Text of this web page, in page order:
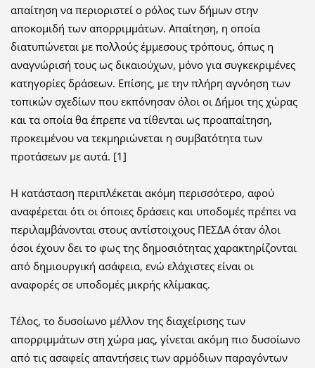
απαίτηση να περιοριστεί ο ρόλος των δήμων στην
αποκομιδή των απορριμμάτων. Απαίτηση, η οποία
διατυπώνεται με πολλούς έμμεσους τρόπους, όπως η
αναγνώρισή τους ως δικαιούχων, μόνο για συγκεκριμένες
κατηγορίες δράσεων. Επίσης, με την πλήρη αγνόηση των
τοπικών σχεδίων που εκπόνησαν όλοι οι Δήμοι της χώρας
και τα οποία θα έπρεπε να τίθενται ως προαπαίτηση,
προκειμένου να τεκμηριώνεται η συμβατότητα των
προτάσεων με αυτά. [1]
Η κατάσταση περιπλέκεται ακόμη περισσότερο, αφού
αναφέρεται ότι οι όποιες δράσεις και υποδομές πρέπει να
περιλαμβάνονται στους αντίστοιχους ΠΕΣΔΑ όταν όλοι
όσοι έχουν δει το φως της δημοσιότητας χαρακτηρίζονται
από δημιουργική ασάφεια, ενώ ελάχιστες είναι οι
αναφορές σε υποδομές μικρής κλίμακας.
Τέλος, το δυσοίωνο μέλλον της διαχείρισης των
απορριμμάτων στη χώρα μας, γίνεται ακόμη πιο δυσοίωνο
από τις ασαφείς απαντήσεις των αρμόδιων παραγόντων